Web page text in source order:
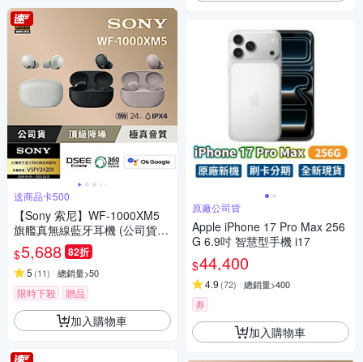
送商品卡500
【Sony 索尼】WF-1000XM5
旗艦真無線藍牙耳機 (公司貨
保固12+6個月)
$5,688 82折
5 (11) 總銷量>50
限時下殺 贈品
加入購物車
原廠公司貨
Apple iPhone 17 Pro Max 256
G 6.9吋 智慧型手機 i17
$44,400
4.9 (72) 總銷量>400
券
加入購物車